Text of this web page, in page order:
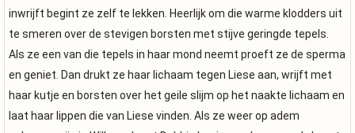
inwrijft begint ze zelf te lekken. Heerlijk om die warme klodders uit
te smeren over de stevigen borsten met stijve geringde tepels.
Als ze een van die tepels in haar mond neemt proeft ze de sperma
en geniet. Dan drukt ze haar lichaam tegen Liese aan, wrijft met
haar kutje en borsten over het geile slijm op het naakte lichaam en
laat haar lippen die van Liese vinden. Als ze weer op adem